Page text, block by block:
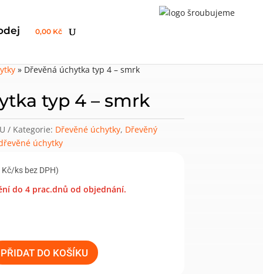
0,00 Kč
» Dřevěná úchytka typ 4 – smrk
typ 4 – smrk
Kategorie: Dřevěné úchytky, Dřevěný
úchytky
ks bez DPH)
do 4 prac.dnů od objednání.
PŘIDAT DO KOŠÍKU